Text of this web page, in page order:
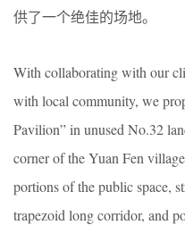
供了一个绝佳的场地。
With collaborating with our
with local community, we
Pavilion” in unused No.32
corner of the Yuan Fen
portions of the public space,
trapezoid long corridor, and